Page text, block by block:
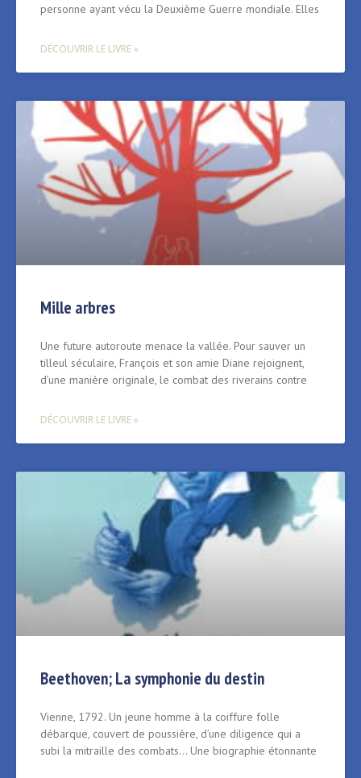
personne ayant vécu la Deuxième Guerre mondiale. Elles
DÉCOUVRIR LE LIVRE »
Mille arbres
Une future autoroute menace la vallée. Pour sauver un
tilleul séculaire, François et son amie Diane rejoignent,
d’une manière originale, le combat des riverains contre
DÉCOUVRIR LE LIVRE »
Beethoven; La symphonie du destin
Vienne, 1792. Un jeune homme à la coiffure folle
débarque, couvert de poussière, d’une diligence qui a
subi la mitraille des combats… Une biographie étonnante